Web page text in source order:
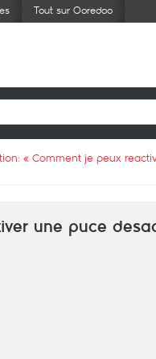
Tout sur Ooredoo
« Comment je peux
une puce